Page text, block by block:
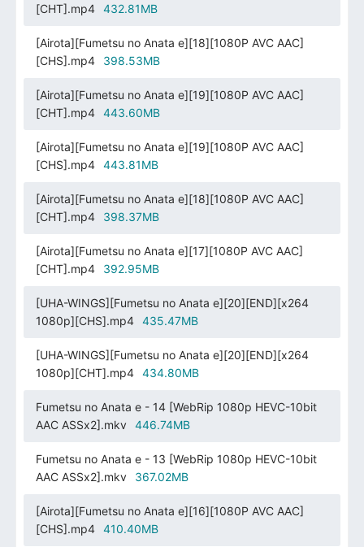
[CHT].mp4
432.81MB
[Airota][Fumetsu no Anata e][18][1080P AVC AAC]
[CHS].mp4
398.53MB
[Airota][Fumetsu no Anata e][19][1080P AVC AAC]
[CHT].mp4
443.60MB
[Airota][Fumetsu no Anata e][19][1080P AVC AAC]
[CHS].mp4
443.81MB
[Airota][Fumetsu no Anata e][18][1080P AVC AAC]
[CHT].mp4
398.37MB
[Airota][Fumetsu no Anata e][17][1080P AVC AAC]
[CHT].mp4
392.95MB
[UHA-WINGS][Fumetsu no Anata e][20][END][x264
1080p][CHS].mp4
435.47MB
[UHA-WINGS][Fumetsu no Anata e][20][END][x264
1080p][CHT].mp4
434.80MB
Fumetsu no Anata e - 14 [WebRip 1080p HEVC-10bit
AAC ASSx2].mkv
446.74MB
Fumetsu no Anata e - 13 [WebRip 1080p HEVC-10bit
AAC ASSx2].mkv
367.02MB
[Airota][Fumetsu no Anata e][16][1080P AVC AAC]
[CHS].mp4
410.40MB